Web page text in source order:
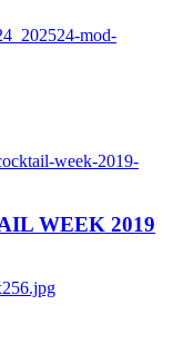
mod-
week-2019-
WEEK 2019